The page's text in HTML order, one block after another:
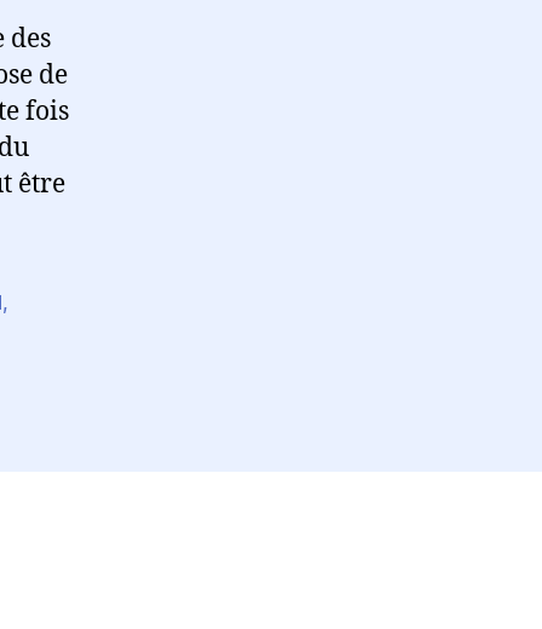
d’ateliers
sur
la
philosophie
antique
et
des
de
fois
être
,